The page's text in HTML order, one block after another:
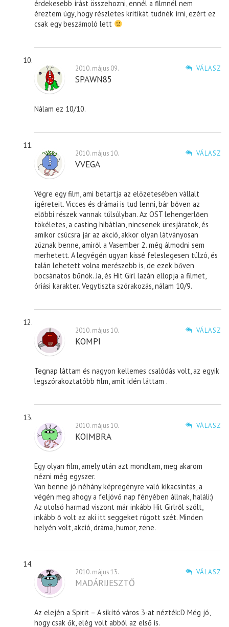
érdekesebb írást összehozni, ennél a filmnél nem
éreztem úgy, hogy részletes kritikát tudnék írni, ezért ez
csak egy beszámoló lett
VÁLASZ
2010. május 09.
SPAWN85
Nálam ez 10/10.
VÁLASZ
2010. május 10.
VVEGA
Végre egy film, ami betartja az előzetesében vállalt
ígéreteit. Vicces és drámai is tud lenni, bár bőven az
előbbi részek vannak túlsúlyban. Az OST lehengerlően
tökéletes, a casting hibátlan, nincsenek üresjáratok, és
amikor csúcsra jár az akció, akkor olyan látványosan
zúznak benne, amiről a Vasember 2. még álmodni sem
merhetett. A legvégén ugyan kissé feleslegesen túlzó, és
talán lehetett volna merészebb is, de ezek bőven
bocsánatos bűnök. Ja, és Hit Girl lazán ellopja a filmet,
óriási karakter. Vegytiszta szórakozás, nálam 10/9.
VÁLASZ
2010. május 10.
KOMPI
Tegnap láttam és nagyon kellemes csalódás volt, az egyik
legszórakoztatóbb film, amit idén láttam .
VÁLASZ
2010. május 10.
KOIMBRA
Egy olyan film, amely után azt mondtam, meg akarom
nézni még egyszer.
Van benne jó néhány képregényre való kikacsintás, a
végén meg ahogy a feljövő nap fényében állnak, haláli:)
Az utolsó harmad viszont már inkább Hit Girlről szólt,
inkább ő volt az aki itt seggeket rúgott szét. Minden
helyén volt, akció, dráma, humor, zene.
VÁLASZ
2010. május 13.
MADÁRIJESZTŐ
Az elején a Spirit – A sikító város 3-at nézték:D Még jó,
hogy csak ők, elég volt abból az első is.